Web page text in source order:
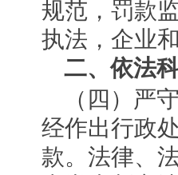
规范，罚款
执法，企业
二、依法
（四）严
经作出行政
款。法律、